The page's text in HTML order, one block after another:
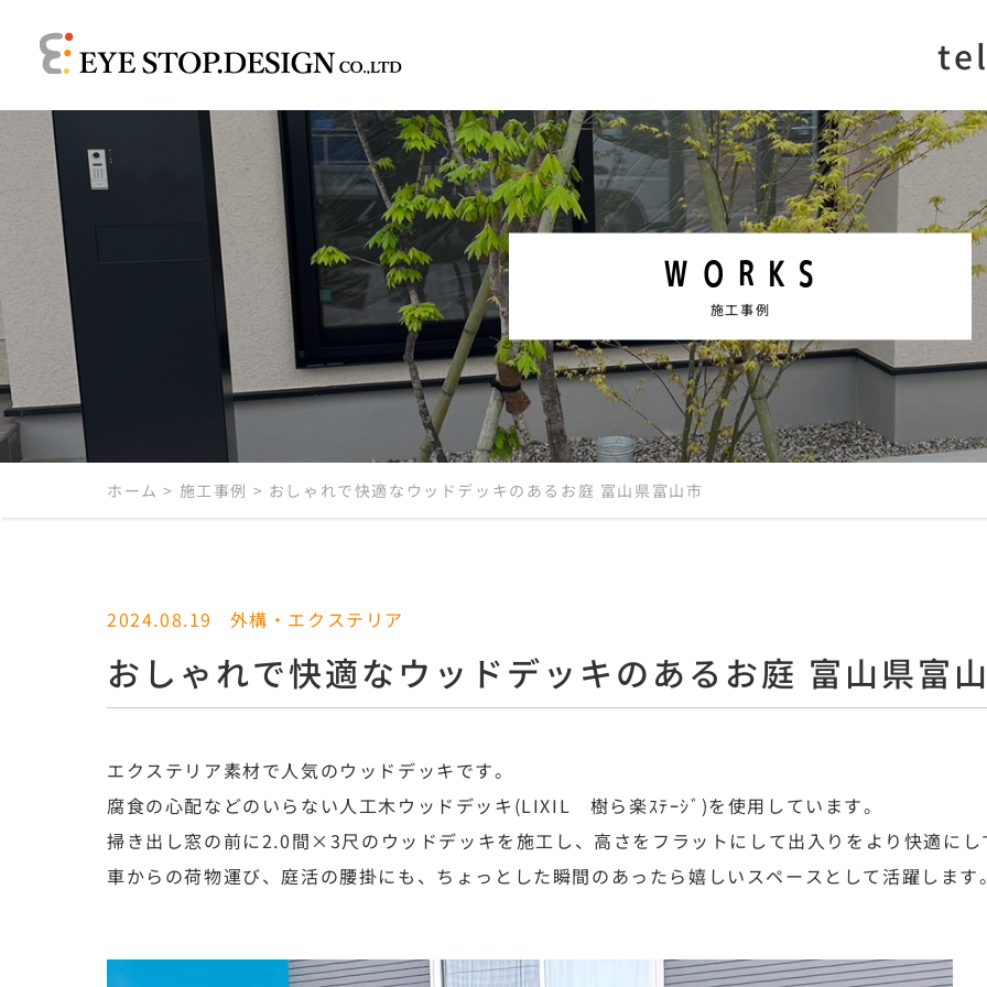
WORKS
施工事例
ホーム > 施工事例 > おしゃれで快適なウッドデッキのあるお庭 富山県富山市
2024.08.19 外構・エクステリア
おしゃれで快適なウッドデッキのあるお庭 富山県富
エクステリア素材で人気のウッドデッキです。
腐食の心配などのいらない人工木ウッドデッキ(LIXIL 樹ら楽ｽﾃｰｼﾞ)を使用しています。
掃き出し窓の前に2.0間×3尺のウッドデッキを施工し、高さをフラットにして出入りをより快適にし
車からの荷物運び、庭活の腰掛にも、ちょっとした瞬間のあったら嬉しいスペースとして活躍します。